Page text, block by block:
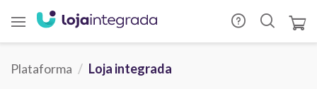
Plataforma Loja integrada